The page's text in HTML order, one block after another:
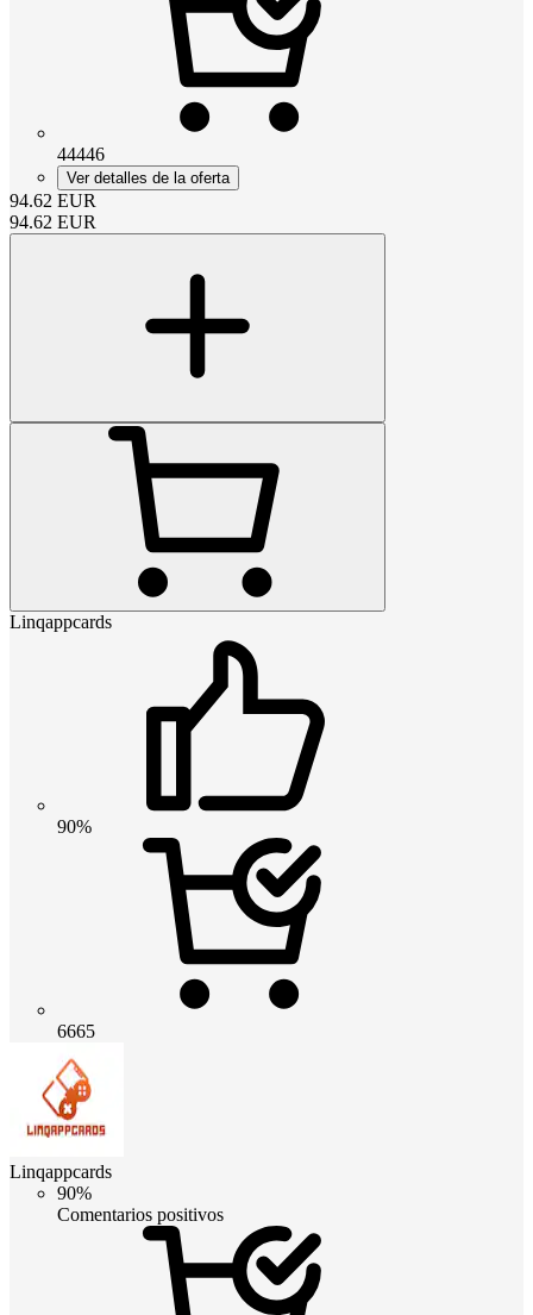
44446
Ver detalles de la oferta
94.62 EUR
94.62 EUR
Linqappcards
90%
6665
Linqappcards
90%
Comentarios positivos